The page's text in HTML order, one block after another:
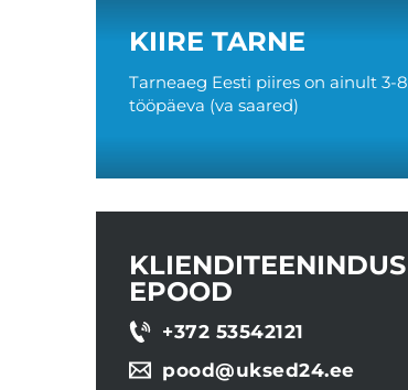
KIIRE TARNE
Tarneaeg Eesti piires on ainult 3-8
tööpäeva (va saared)
KLIENDITEENINDUS
EPOOD
+372 53542121
pood@uksed24.ee